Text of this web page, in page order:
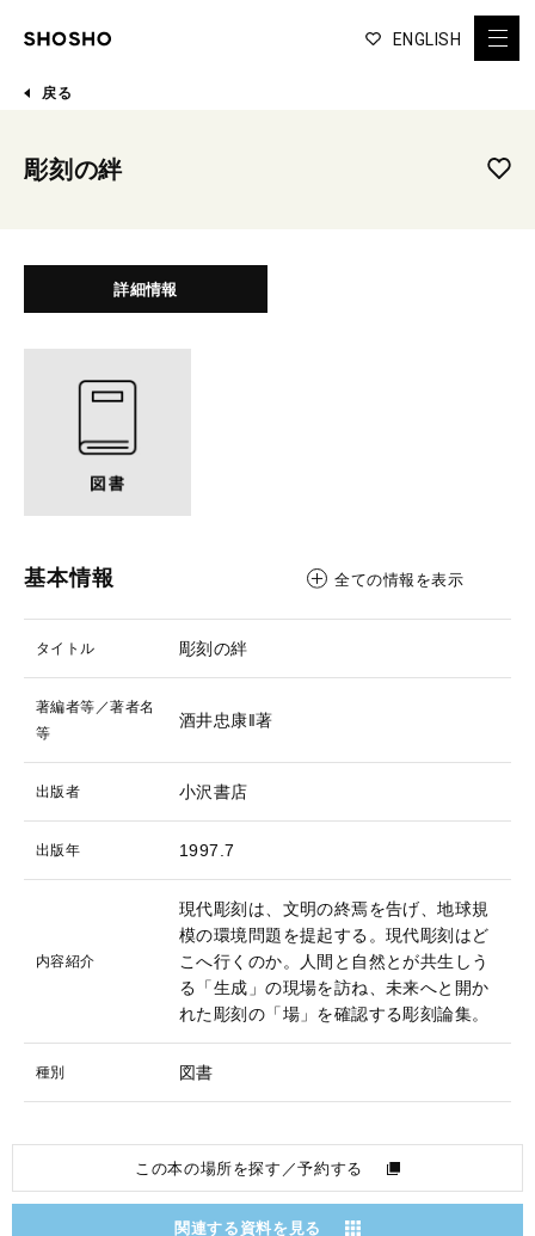
ENGLISH
戻る
彫刻の絆
詳細情報
基本情報 全ての情報を表示
タイトル 彫刻の絆
著編者等／著者名
等
酒井忠康‖著
出版者 小沢書店
出版年 1997.7
内容紹介
現代彫刻は、文明の終焉を告げ、地球規
模の環境問題を提起する。現代彫刻はど
こへ行くのか。人間と自然とが共生しう
る「生成」の現場を訪ね、未来へと開か
れた彫刻の「場」を確認する彫刻論集。
種別 図書
この本の場所を探す／予約する
関連する資料を見る